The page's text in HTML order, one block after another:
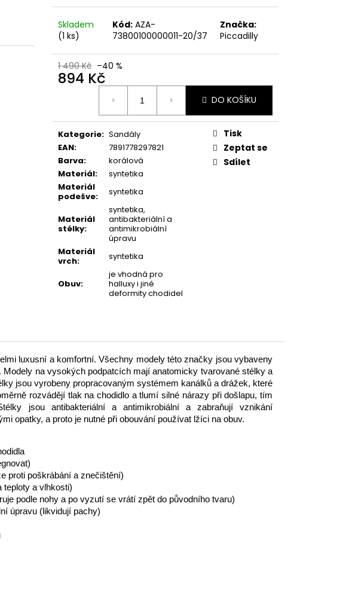
Skladem
(1 ks)
Kód: AZA-
73800100000011-20/37
Značka:
Piccadilly
1 490 Kč –40 %
894 Kč
DO KOŠÍKU
Kategorie: Sandály
EAN:
7891778297821
Barva:
korálová
Materiál:
syntetika
Materiál
podešve: syntetika
Materiál
stélky:
syntetika,
antibakteriální a
antimikrobiální
úpravu
Materiál
vrch: syntetika
Obuv:
je vhodná pro
halluxy i jiné
deformity chodidel
Tisk
Zeptat se
Sdílet
luxusní a komfortní. Všechny modely této značky jsou vybaveny
na vysokých podpatcích mají anatomicky tvarované stélky a
jsou vyrobeny propracovaným systémem kanálků a drážek, které
rozvádějí tlak na chodidlo a tlumí silné nárazy při došlapu, tím
jsou antibakteriální a antimikrobiální a zabraňují vznikání
opatky, a proto je nutné při obouvání používat lžíci na obuv.
proti poškrábání a znečištění)
teploty a vlhkosti)
podle nohy a po vyzutí se vrátí zpět do původního tvaru)
úpravu (likvidují pachy)